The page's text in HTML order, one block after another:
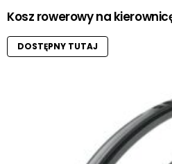
Kosz rowerowy na
DOSTĘPNY TUTAJ